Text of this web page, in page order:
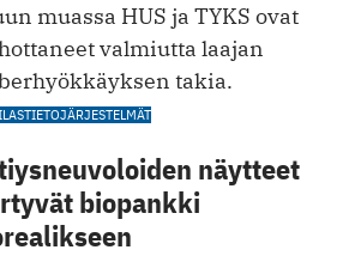
muassa HUS ja TYKS ovat
valmiutta laajan
takia.
näytteet
biopankki